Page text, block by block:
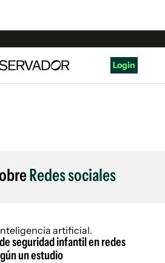
Login
Redes sociales
seguridad infantil en redes
un estudio